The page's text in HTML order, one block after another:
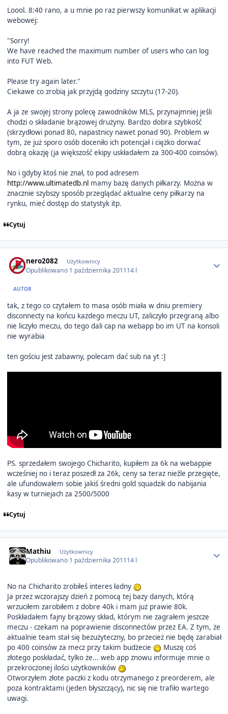
Loool. 8:40 rano, a u mnie po raz pierwszy komunikat w aplikacji
webowej:
"Sorry!
We have reached the maximum number of users who can log
into FUT Web.
Please try again later."
Ciekawe co zrobią jak przyjdą godziny szczytu (17-20).
A ja ze swojej strony polecę zawodników MLS, przynajmniej jeśli
chodzi o składanie brązowej drużyny. Bardzo dobra szybkość
(skrzydłowi ponad 80, napastnicy nawet ponad 90). Problem w
tym, że już sporo osób doceniło ich potencjał i ciężko dorwać
dobrą okazję (ja większość ekipy uskładałem za 300-400 coinsów).
No i gdyby ktoś nie znał, to pod adresem
http://www.ultimatedb.nlmamy bazę danych piłkarzy. Można w
znacznie szybszy sposób przeglądać aktualne ceny piłkarzy na
rynku, mieć dostęp do statystyk itp.
Cytuj
nero2082 Użytkownicy
Opublikowano 1 października 201114 l
AUTOR
tak, z tego co czytałem to masa osób miała w dniu premiery
disconnecty na końcu każdego meczu UT, zaliczyło przegraną albo
nie liczyło meczu, do tego dali cap na webapp bo im UT na konsoli
nie wyrabia
ten gościu jest zabawny, polecam dać sub na yt :]
PS. sprzedałem swojego Chicharito, kupiłem za 6k na webappie
wcześniej no i teraz poszedł za 26k, ceny sa teraz nieźle przegięte,
ale ufundowałem sobie jakiś średni gold squadzik do nabijania
kasy w turniejach za 2500/5000
Cytuj
Mathiu Użytkownicy
Opublikowano 1 października 201114 l
No na Chicharito zrobiłeś interes ładny
Ja przez wczorajszy dzień z pomocą tej bazy danych, którą
wrzuciłem zarobiłem z dobre 40k i mam już prawie 80k.
Poskładałem fajny brązowy skład, którym nie zagrałem jeszcze
meczu - czekam na poprawienie disconnectów przez EA. Z tym, że
aktualnie team stał się bezużyteczny, bo przecież nie będę zarabiał
po 400 coinsów za mecz przy takim budżecie
Muszę coś
złotego poskładać, tylko że... web app znowu informuje mnie o
przekroczonej ilości użytkowników
Otworzyłem złote paczki z kodu otrzymanego z preorderem, ale
poza kontraktami (jeden błyszczący), nic się nie trafiło wartego
uwagi.